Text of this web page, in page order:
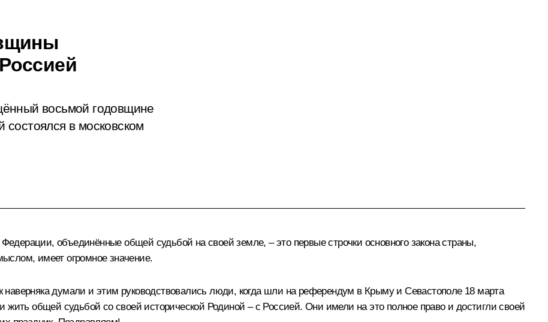
восьмой годовщине
в московском
объединённые общей судьбой на своей земле, – это первые строчки основного закона страны,
имеет огромное значение.
думали и этим руководствовались люди, когда шли на референдум в Крыму и Севастополе 18 марта
общей судьбой со своей исторической Родиной – с Россией. Они имели на это полное право и достигли своей